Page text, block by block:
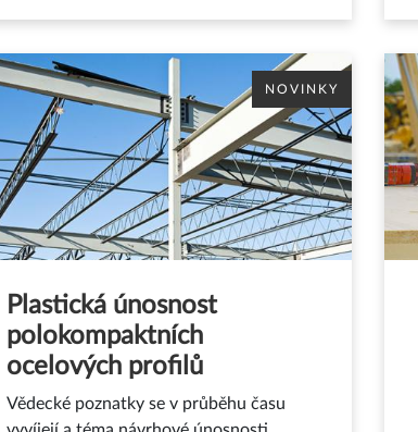
NOVINKY
Plastická únosnost
polokompaktních
ocelových profilů
Vědecké poznatky se v průběhu času